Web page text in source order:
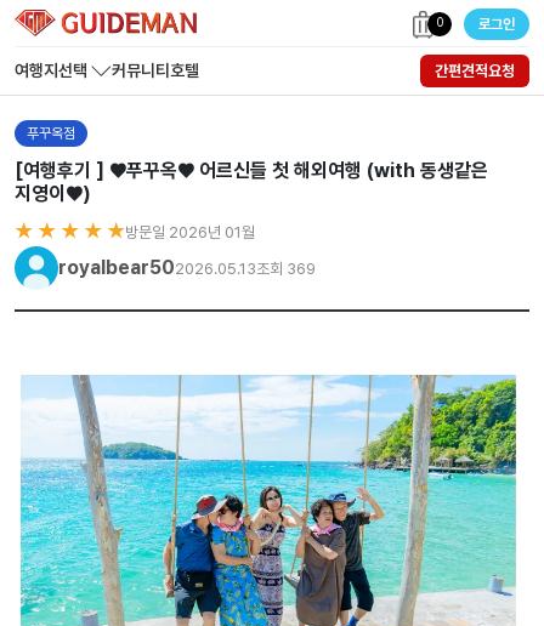
0 로그인
여행지선택 커뮤니티 호텔 간편견적요청
푸꾸옥점
[여행후기 ] ♥️푸꾸옥♥️ 어르신들 첫 해외여행 (with 동생같은
지영이♥️)
★ ★ ★ ★ ★방문일 2026년 01월
royalbear502026.05.13조회 369